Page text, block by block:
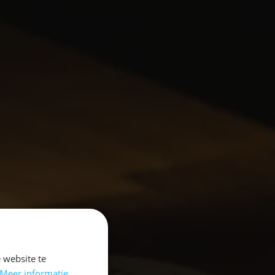
website te